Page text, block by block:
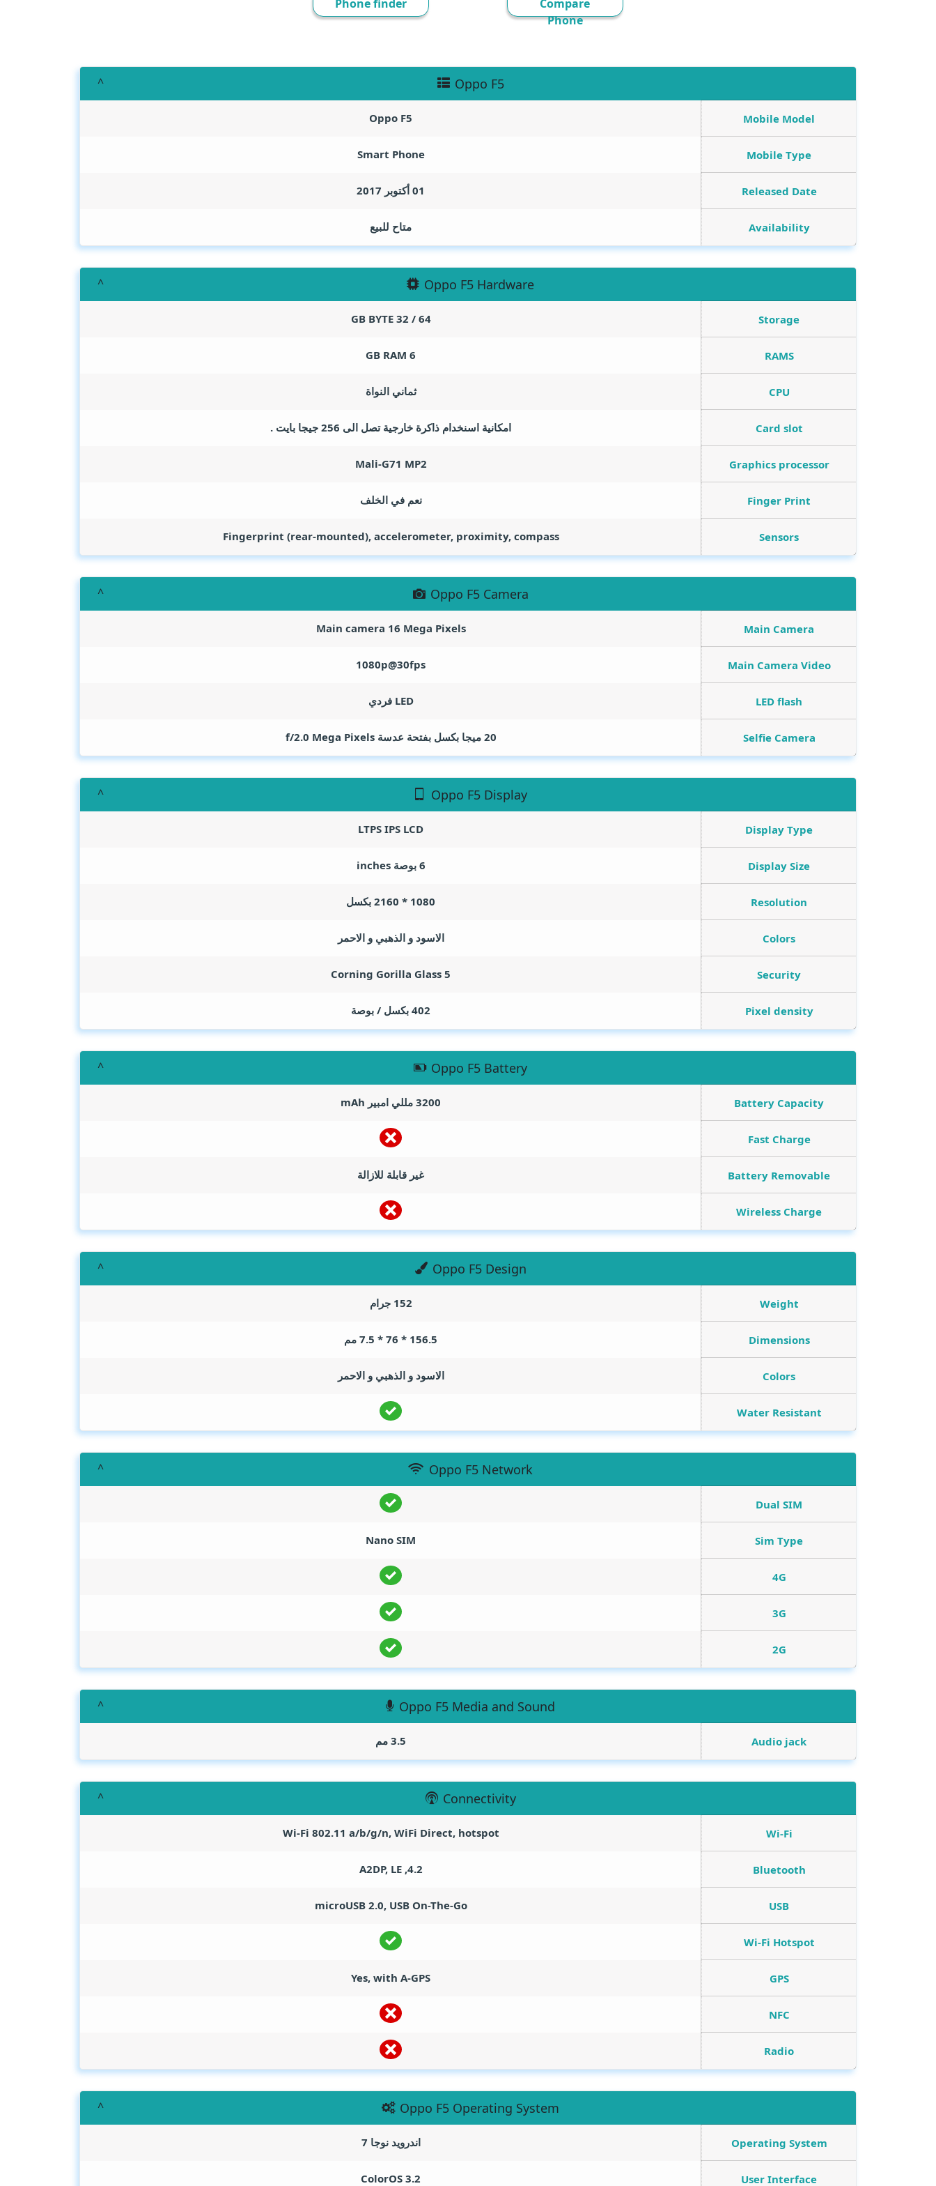
Compare
Phone
Phone finder
Oppo F5
Mobile Model
Oppo F5
Mobile Type
Smart Phone
Released Date 01 أكتوبر 2017
Availability متاح للبيع
Oppo F5 Hardware
Storage
64 / 32
GB BYTE
RAMS
6
GB RAM
CPU ثماني النواة
Card slot امكانية اسنخدام ذاكرة خارجية تصل الى 256 جيجا بايت .
Graphics processor
Mali-G71 MP2
Finger Print نعم في الخلف
Sensors
Fingerprint (rear-mounted), accelerometer, proximity, compass
Oppo F5 Camera
Main Camera
Main camera 16 Mega Pixels
Main Camera Video
1080p@30fps
LED flash LED فردي
Selfie Camera 20 ميجا بكسل بفتحة عدسة f/2.0 Mega Pixels
Oppo F5 Display
Display Type
LTPS IPS LCD
Display Size 6 بوصة inches
Resolution 1080 * 2160 بكسل
Colors الاسود و الذهبي و الاحمر
Security
Corning Gorilla Glass 5
Pixel density 402 بكسل / بوصة
Oppo F5 Battery
Battery Capacity 3200 مللي امبير mAh
Fast Charge
Battery Removable غير قابلة للازالة
Wireless Charge
Oppo F5 Design
Weight 152 جرام
Dimensions 156.5 * 76 * 7.5 مم
Colors الاسود و الذهبي و الاحمر
Water Resistant
Oppo F5 Network
Dual SIM
Sim Type
Nano SIM
4G
3G
2G
Oppo F5 Media and Sound
Audio jack 3.5 مم
Connectivity
Wi-Fi
Wi-Fi 802.11 a/b/g/n, WiFi Direct, hotspot
Bluetooth
4.2, A2DP, LE
USB
microUSB 2.0, USB On-The-Go
Wi-Fi Hotspot
GPS
Yes, with A-GPS
NFC
Radio
Oppo F5 Operating System
Operating System اندرويد نوجا 7
User Interface
ColorOS 3.2